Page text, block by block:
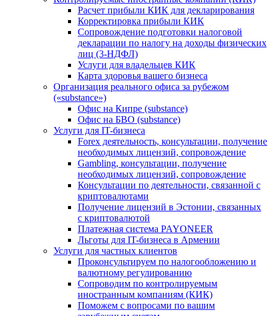
Расчет прибыли КИК для декларирования
Корректировка прибыли КИК
Сопровождение подготовки налоговой
декларации по налогу на доходы физических
лиц (3-НДФЛ)
Услуги для владельцев КИК
Карта здоровья вашего бизнеса
Организация реального офиса за рубежом
(«substance»)
Офис на Кипре (substance)
Офис на БВО (substance)
Услуги для IT-бизнеса
Forex деятельность, консультации, получение
необходимых лицензий, сопровождение
Gambling, консультации, получение
необходимых лицензий, сопровождение
Консультации по деятельности, связанной с
криптовалютами
Получение лицензий в Эстонии, связанных
с криптовалютой
Платежная система PAYONEER
Льготы для IT-бизнеса в Армении
Услуги для частных клиентов
Проконсультируем по налогообложению и
валютному регулированию
Сопроводим по контролируемым
иностранным компаниям (КИК)
Поможем с вопросами по вашим